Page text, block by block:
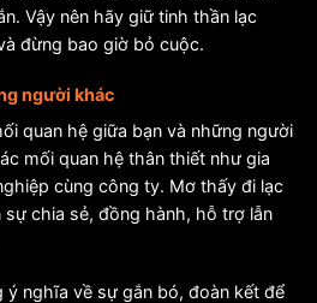
Vậy nên hãy giữ tinh thần lạc
đừng bao giờ bỏ cuộc.
người khác
quan hệ giữa bạn và những người
mối quan hệ thân thiết như gia
cùng công ty. Mơ thấy đi lạc
chia sẻ, đồng hành, hỗ trợ lẫn
ý nghĩa về sự gắn bó, đoàn kết để